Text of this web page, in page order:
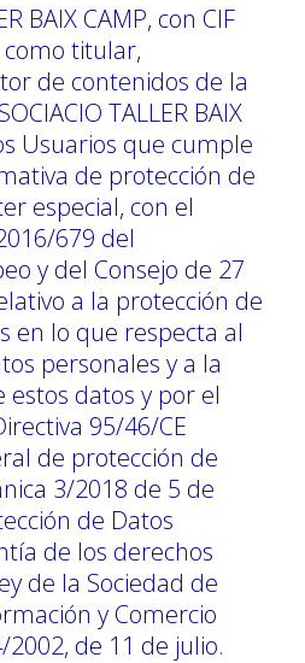
BAIX CAMP, con CIF
como titular,
de contenidos de la
TALLER BAIX
Usuarios que cumple
de protección de
especial, con el
679 del
y del Consejo de 27
a la protección de
en lo que respecta al
personales y a la
estos datos y por el
95/46/CE
de protección de
3/2018 de 5 de
de Datos
de los derechos
de la Sociedad de
y Comercio
2002, de 11 de julio.